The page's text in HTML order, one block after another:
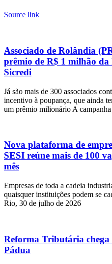
Source link
Associado de Rolândia
prêmio de R$ 1 milhão
Sicredi
Já são mais de 300 associados
incentivo à poupança, que ainda
um prêmio milionário A campanha
Nova plataforma de
SESI reúne mais de 100
mês
Empresas de toda a cadeia
quaisquer instituições podem se
Rio, 30 de julho de 2026
Reforma Tributária
Pádua